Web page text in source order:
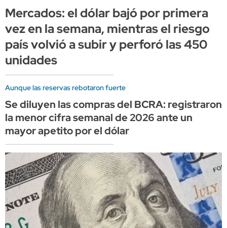
Mercados: el dólar bajó por primera
vez en la semana, mientras el riesgo
país volvió a subir y perforó las 450
unidades
Aunque las reservas rebotaron fuerte
Se diluyen las compras del BCRA: registraron
la menor cifra semanal de 2026 ante un
mayor apetito por el dólar